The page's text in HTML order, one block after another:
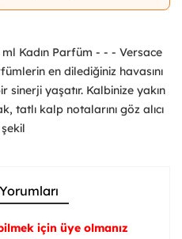
Kadın Parfüm - - - Versace
en dilediğiniz havasını
sinerji yaşatır. Kalbinize yakın
kalp notalarını göz alıcı
için üye olmanız